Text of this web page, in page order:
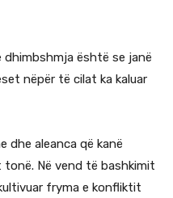
është se janë
nëpër të cilat ka kaluar
dhe aleanca që kanë
Në vend të bashkimit
fryma e konfliktit